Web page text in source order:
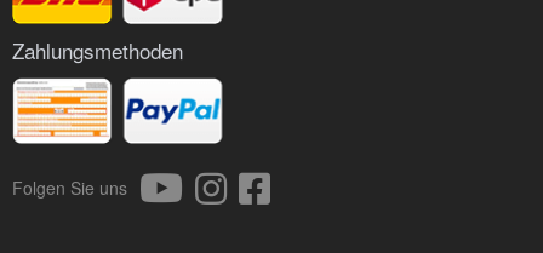
Zahlungsmethoden
Folgen Sie uns